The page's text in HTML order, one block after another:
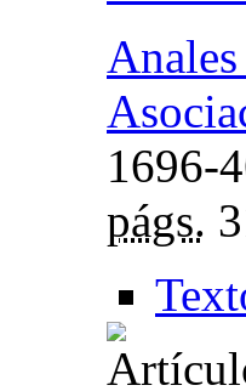
1696-
págs.